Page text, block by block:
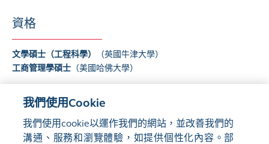
資格
文學碩士（工程科學）
（英國牛津大學）
工商管理學碩士 （美國哈佛大學）
* 於香港聯合交易所有限公司上市
我們使用Cookie
我們使用cookie以運作我們的網站，並改善我們的
溝通、服務和瀏覽體驗，如提供個性化內容。部